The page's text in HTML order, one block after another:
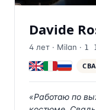
Davide
4 лет · Milan · 1
«Работаю по